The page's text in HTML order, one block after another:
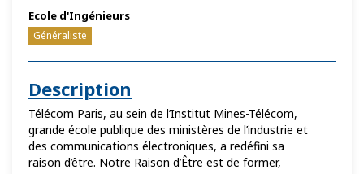
Ecole d'Ingénieurs
Généraliste
Description
Télécom Paris, au sein de l’Institut Mines-Télécom,
grande école publique des ministères de l’industrie et
des communications électroniques, a redéfini sa
raison d’être. Notre Raison d’Être est de former,